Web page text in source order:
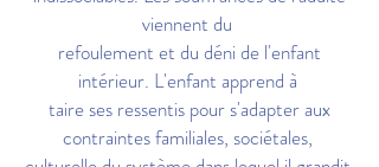
viennent du
refoulement et du déni de l'enfant
intérieur. L'enfant apprend à
taire ses ressentis pour s'adapter aux
contraintes familiales, sociétales,